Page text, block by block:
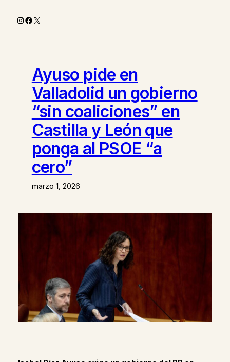
Instagram
Facebook
X
Ayuso pide en
Valladolid un gobierno
“sin coaliciones” en
Castilla y León que
ponga al PSOE “a
cero”
marzo 1, 2026